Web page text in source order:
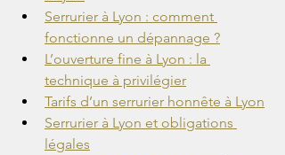
Serrurier à Lyon : comment
fonctionne un dépannage ?
L’ouverture fine à Lyon : la
technique à privilégier
Tarifs d’un serrurier honnête à Lyon
Serrurier à Lyon et obligations
légales